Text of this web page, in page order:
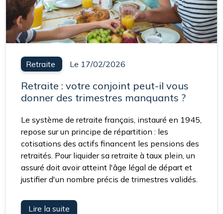
Retraite Le 17/02/2026
Retraite : votre conjoint peut-il vous
donner des trimestres manquants ?
Le système de retraite français, instauré en 1945,
repose sur un principe de répartition : les
cotisations des actifs financent les pensions des
retraités. Pour liquider sa retraite à taux plein, un
assuré doit avoir atteint l'âge légal de départ et
justifier d'un nombre précis de trimestres validés.
Lire la suite